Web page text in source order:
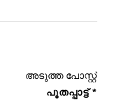
അടുത്ത പോസ്റ്റ്
പൂതപ്പാട്ട് *